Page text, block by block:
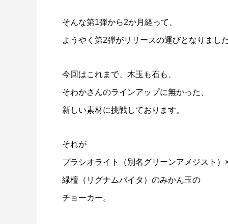
そんな第1弾から2か月経って、
ようやく第2弾がリリースの運びとなりまし
今回はこれまで、木玉も石も、
そわかさんのラインアップに無かった、
新しい素材に挑戦しております。
それが
プラシオライト（別名グリーンアメジスト）
緑檀（リグナムバイタ）のみかん玉の
チョーカー。